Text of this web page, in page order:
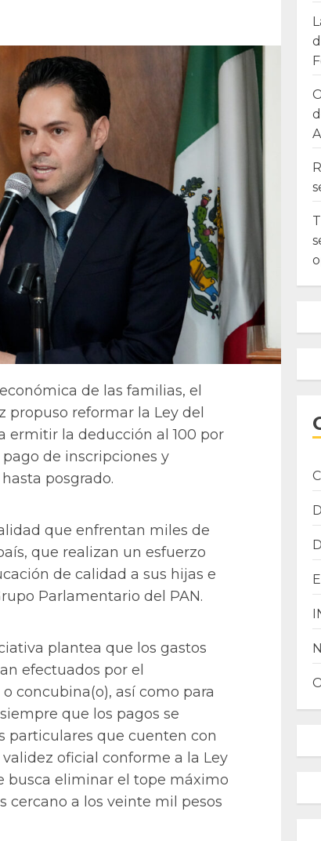
de las familias, el
propuso reformar la Ley del
ermitir la deducción al 100 por
de inscripciones y
posgrado.
que enfrentan miles de
que realizan un esfuerzo
de calidad a sus hijas e
Parlamentario del PAN.
plantea que los gastos
efectuados por el
concubina(o), así como para
que los pagos se
particulares que cuenten con
oficial conforme a la Ley
busca eliminar el tope máximo
cercano a los veinte mil pesos